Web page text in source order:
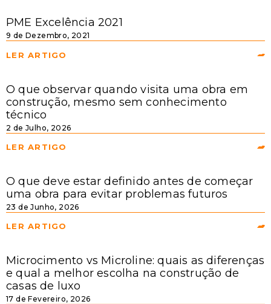
PME Excelência 2021
9 de Dezembro, 2021
LER ARTIGO
O que observar quando visita uma obra em
construção, mesmo sem conhecimento
técnico
2 de Julho, 2026
LER ARTIGO
O que deve estar definido antes de começar
uma obra para evitar problemas futuros
23 de Junho, 2026
LER ARTIGO
Microcimento vs Microline: quais as diferenças
e qual a melhor escolha na construção de
casas de luxo
17 de Fevereiro, 2026